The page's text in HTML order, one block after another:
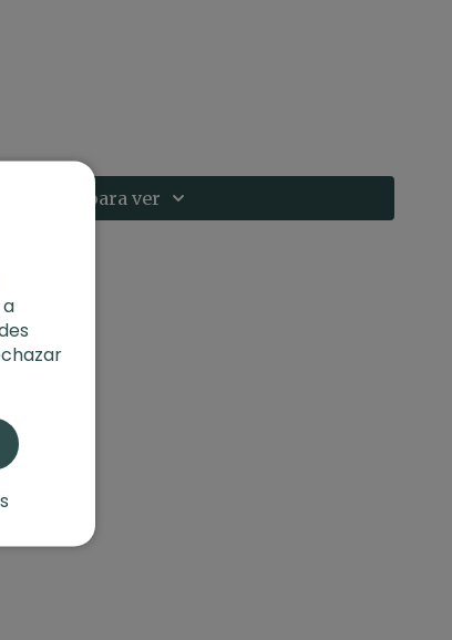
de Xuan Lan.
Suscríbete para ver